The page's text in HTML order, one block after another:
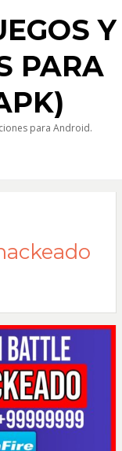
Y
PARA
para Android.